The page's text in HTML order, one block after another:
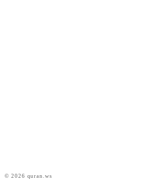
© 2026 quran.ws